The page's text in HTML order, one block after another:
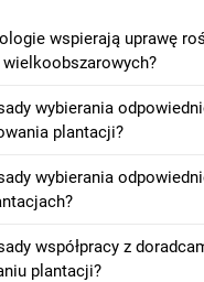
wspierają uprawę
wybierania
plantacji?
wybierania
współpracy z
plantacji?